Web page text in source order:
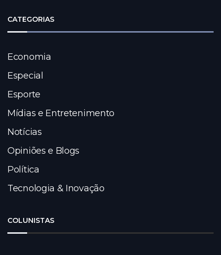
CATEGORIAS
Economia
Especial
Esporte
Mídias e Entretenimento
Notícias
Opiniões e Blogs
Política
Tecnologia & Inovação
COLUNISTAS